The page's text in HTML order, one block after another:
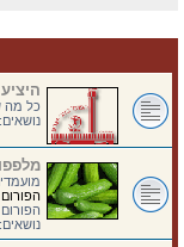
כל מה
נושאים:
נושאים: